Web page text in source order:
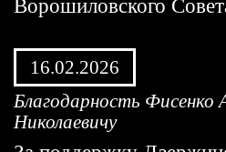
Ворошиловского
16.02.2026
Благодарность Фисенко
Николаевичу